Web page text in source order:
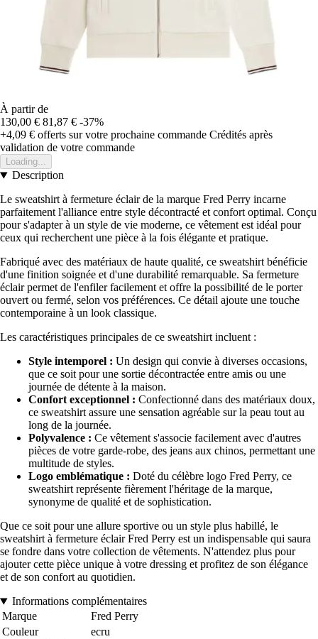
À partir de
130,00 € 81,87 € -37%
+4,09 € offerts sur votre prochaine commande Crédités après
validation de votre commande
Loading...
Description
Le sweatshirt à fermeture éclair de la marque Fred Perry incarne
parfaitement l'alliance entre style décontracté et confort optimal. Conçu
pour s'adapter à un style de vie moderne, ce vêtement est idéal pour
ceux qui recherchent une pièce à la fois élégante et pratique.
Fabriqué avec des matériaux de haute qualité, ce sweatshirt bénéficie
d'une finition soignée et d'une durabilité remarquable. Sa fermeture
éclair permet de l'enfiler facilement et offre la possibilité de le porter
ouvert ou fermé, selon vos préférences. Ce détail ajoute une touche
contemporaine à un look classique.
Les caractéristiques principales de ce sweatshirt incluent :
Style intemporel : Un design qui convie à diverses occasions,
que ce soit pour une sortie décontractée entre amis ou une
journée de détente à la maison.
Confort exceptionnel : Confectionné dans des matériaux doux,
ce sweatshirt assure une sensation agréable sur la peau tout au
long de la journée.
Polyvalence : Ce vêtement s'associe facilement avec d'autres
pièces de votre garde-robe, des jeans aux chinos, permettant une
multitude de styles.
Logo emblématique : Doté du célèbre logo Fred Perry, ce
sweatshirt représente fièrement l'héritage de la marque,
synonyme de qualité et de sophistication.
Que ce soit pour une allure sportive ou un style plus habillé, le
sweatshirt à fermeture éclair Fred Perry est un indispensable qui saura
se fondre dans votre collection de vêtements. N'attendez plus pour
ajouter cette pièce unique à votre dressing et profitez de son élégance
et de son confort au quotidien.
Informations complémentaires
Marque
Fred Perry
Couleur
ecru